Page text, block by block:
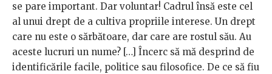
se pare important. Dar voluntar! Cadrul însă este cel
al unui drept de a cultiva propriile interese. Un drept
care nu este o sărbătoare, dar care are rostul său. Au
aceste lucruri un nume? […] Încerc să mă desprind de
identificările facile, politice sau filosofice. De ce să fiu